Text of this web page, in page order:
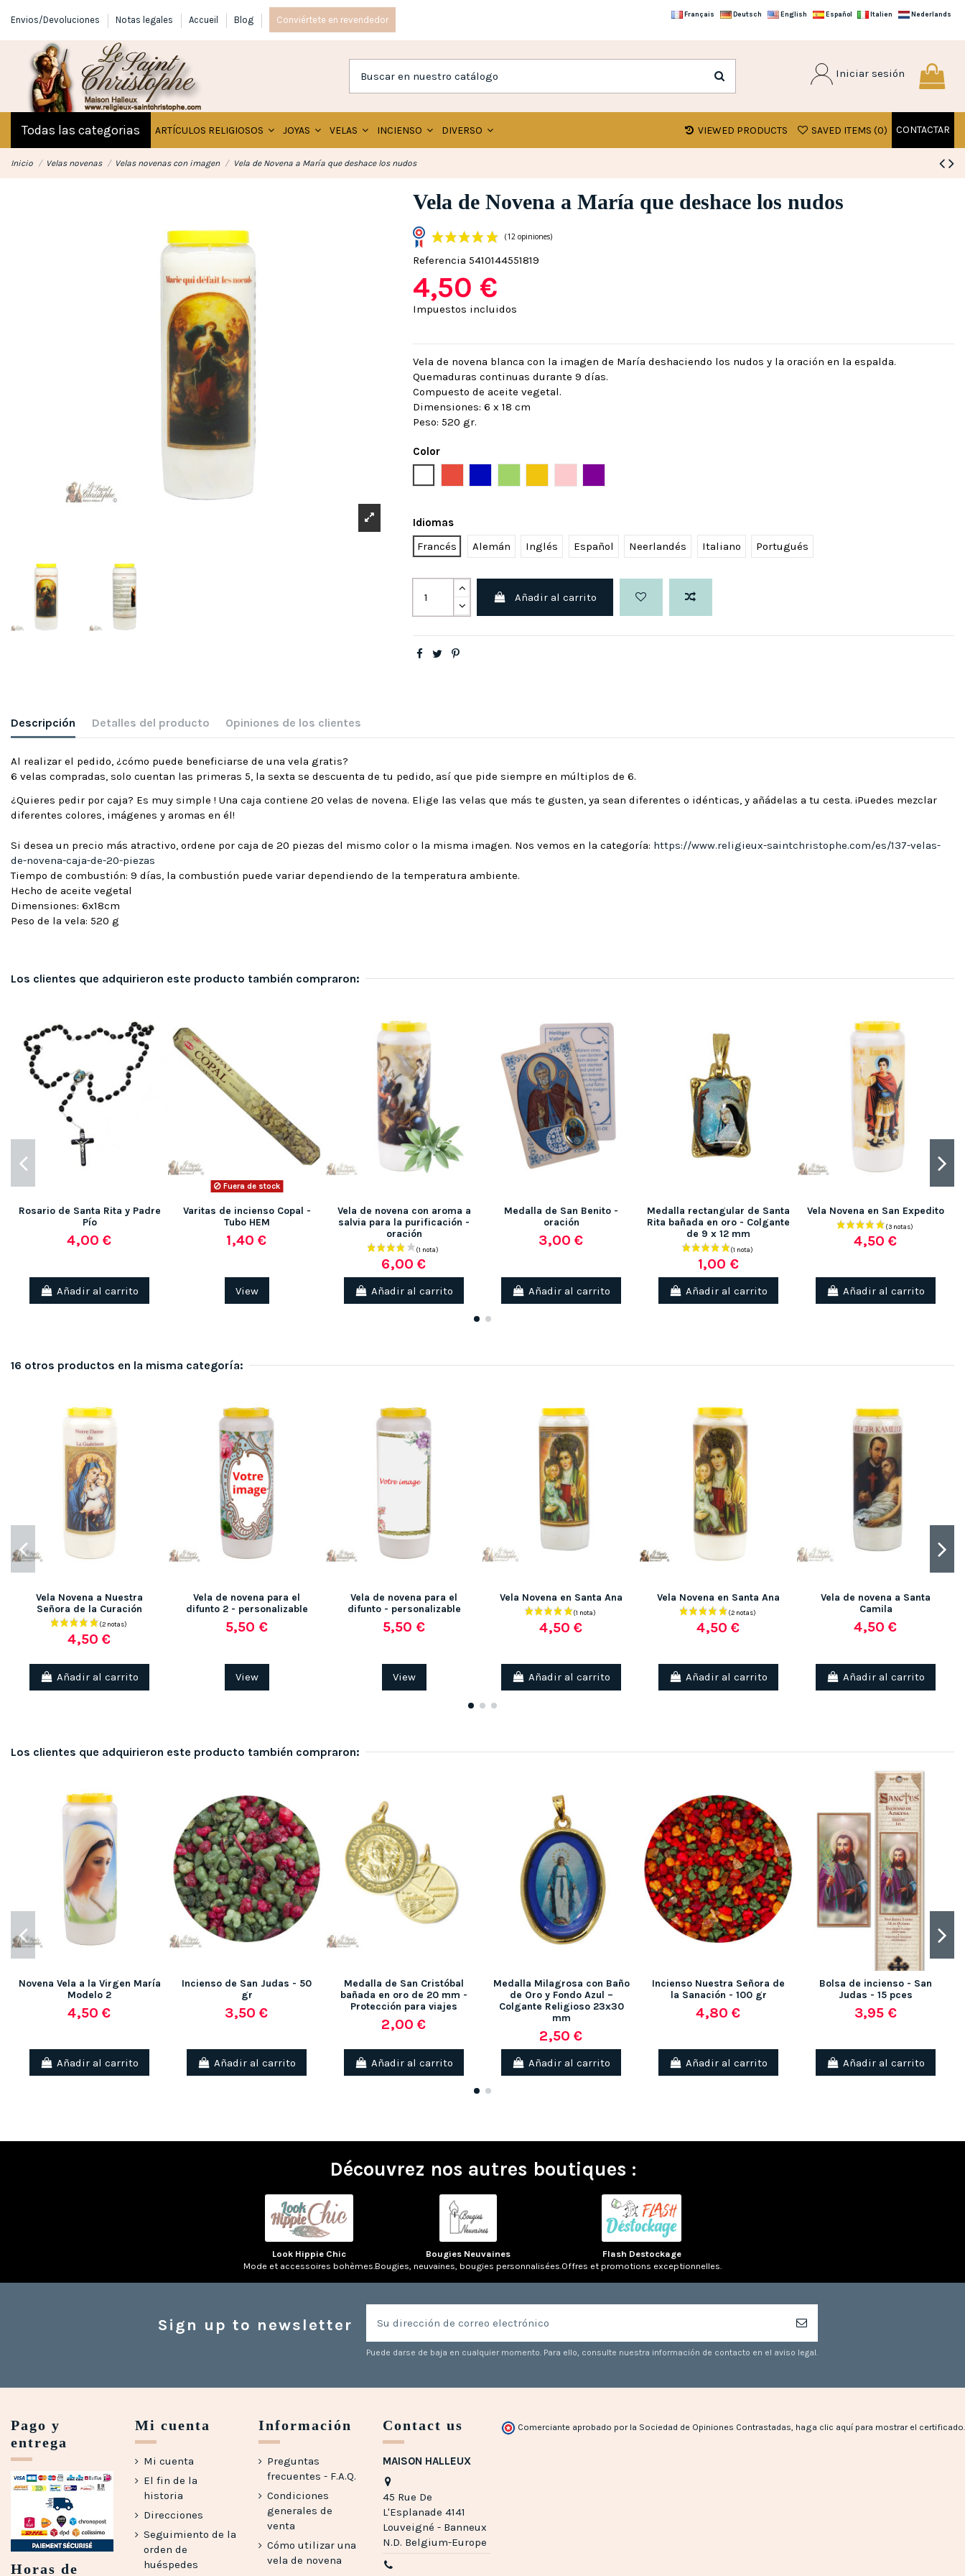
Envios/Devoluciones Notas legales Accueil Blog Conviértete en revendedor
Français Deutsch English Español Italien Nederlands
Iniciar sesión
Todas las categorias ARTÍCULOS RELIGIOSOS JOYAS VELAS INCIENSO DIVERSO CONTACTAR
SAVED ITEMS (0)
VIEWED PRODUCTS
Inicio Velas novenas Velas novenas con imagen Vela de Novena a María que deshace los nudos
Vela de Novena a María que deshace los nudos
Referencia 5410144551819
4,50 €
Impuestos incluidos
Vela de novena blanca con la imagen de María deshaciendo los nudos y la oración en la espalda.
Quemaduras continuas durante 9 días.
Compuesto de aceite vegetal.
Dimensiones: 6 x 18 cm
Peso: 520 gr.
Color
Idiomas
Francés
Alemán Inglés Español Neerlandés Italiano Portugués
Añadir al carrito
Descripción Detalles del producto Opiniones de los clientes
Al realizar el pedido, ¿cómo puede beneficiarse de una vela gratis?
6 velas compradas, solo cuentan las primeras 5, la sexta se descuenta de tu pedido, así que pide siempre en múltiplos de 6.
¿Quieres pedir por caja? Es muy simple ! Una caja contiene 20 velas de novena. Elige las velas que más te gusten, ya sean diferentes o idénticas, y añádelas a tu cesta. ¡Puedes mezclar
diferentes colores, imágenes y aromas en él!
Si desea un precio más atractivo, ordene por caja de 20 piezas del mismo color o la misma imagen. Nos vemos en la categoría: https://www.religieux-saintchristophe.com/es/137-velas-
de-novena-caja-de-20-piezas
Tiempo de combustión: 9 días, la combustión puede variar dependiendo de la temperatura ambiente.
Hecho de aceite vegetal
Dimensiones: 6x18cm
Peso de la vela: 520 g
Los clientes que adquirieron este producto también compraron:
Rosario de Santa Rita y Padre
Pío
4,00 €
Añadir al carrito
Fuera de stock
Varitas de incienso Copal -
Tubo HEM
1,40 €
View
Vela de novena con aroma a
salvia para la purificación -
oración
(1 nota)
6,00 €
Añadir al carrito
Medalla de San Benito -
oración
3,00 €
Añadir al carrito
Medalla rectangular de Santa
Rita bañada en oro - Colgante
de 9 x 12 mm
1,00 €
Añadir al carrito
Vela Novena en San Expedito
4,50 €
Añadir al carrito
16 otros productos en la misma categoría:
Vela Novena a Nuestra
Señora de la Curación
4,50 €
Añadir al carrito
Vela de novena para el
difunto 2 - personalizable
5,50 €
View
Vela de novena para el
difunto - personalizable
5,50 €
View
Vela Novena en Santa Ana
4,50 €
Añadir al carrito
Vela Novena en Santa Ana
4,50 €
Añadir al carrito
Vela de novena a Santa
Camila
4,50 €
Añadir al carrito
Los clientes que adquirieron este producto también compraron:
Novena Vela a la Virgen María
Modelo 2
4,50 €
Añadir al carrito
Incienso de San Judas - 50
gr
3,50 €
Añadir al carrito
Medalla de San Cristóbal
bañada en oro de 20 mm -
Protección para viajes
2,00 €
Añadir al carrito
Medalla Milagrosa con Baño
de Oro y Fondo Azul –
Colgante Religioso 23x30
mm
2,50 €
Añadir al carrito
Incienso Nuestra Señora de
la Sanación - 100 gr
4,80 €
Añadir al carrito
Bolsa de incienso - San
Judas - 15 pces
3,95 €
Añadir al carrito
Découvrez nos autres boutiques :
Look Hippie Chic
Mode et accessoires bohèmes.
Bougies Neuvaines
Bougies, neuvaines, bougies personnalisées.
Flash Destockage
Offres et promotions exceptionnelles.
Sign up to newsletter
Puede darse de baja en cualquier momento. Para ello, consulte nuestra información de contacto en el aviso legal.
Pago y
entrega
Horas de
Mi cuenta
Mi cuenta
El fin de la
historia
Direcciones
Seguimiento de la
orden de
huéspedes
Información
Preguntas
frecuentes - F.A.Q.
Condiciones
generales de
venta
Cómo utilizar una
vela de novena
Contact us
MAISON HALLEUX
45 Rue De
L'Esplanade 4141
Louveigné - Banneux
N.D. Belgium-Europe
Comerciante aprobado por la Sociedad de Opiniones Contrastadas, haga clic aquí para mostrar el certificado